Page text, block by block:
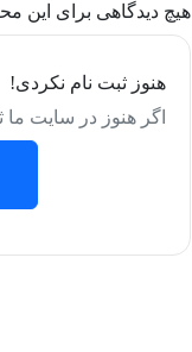
هیچ دیدگاهی برای این
هنوز ثبت نام نکردی!
اگر هنوز در سایت ما